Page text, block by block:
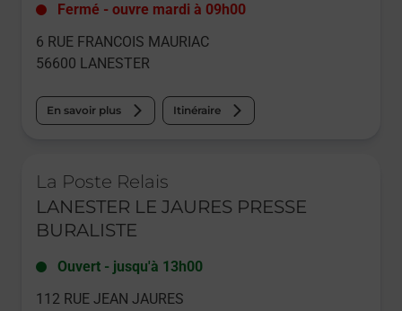
Fermé - ouvre mardi à 09h00
6 RUE FRANCOIS MAURIAC
56600 LANESTER
En savoir plus Itinéraire
La Poste Relais
LANESTER LE JAURES PRESSE
BURALISTE
Ouvert - jusqu'à 13h00
112 RUE JEAN JAURES